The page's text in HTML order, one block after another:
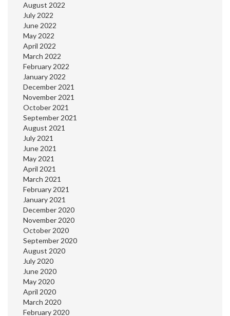
August 2022
July 2022
June 2022
May 2022
April 2022
March 2022
February 2022
January 2022
December 2021
November 2021
October 2021
September 2021
August 2021
July 2021
June 2021
May 2021
April 2021
March 2021
February 2021
January 2021
December 2020
November 2020
October 2020
September 2020
August 2020
July 2020
June 2020
May 2020
April 2020
March 2020
February 2020